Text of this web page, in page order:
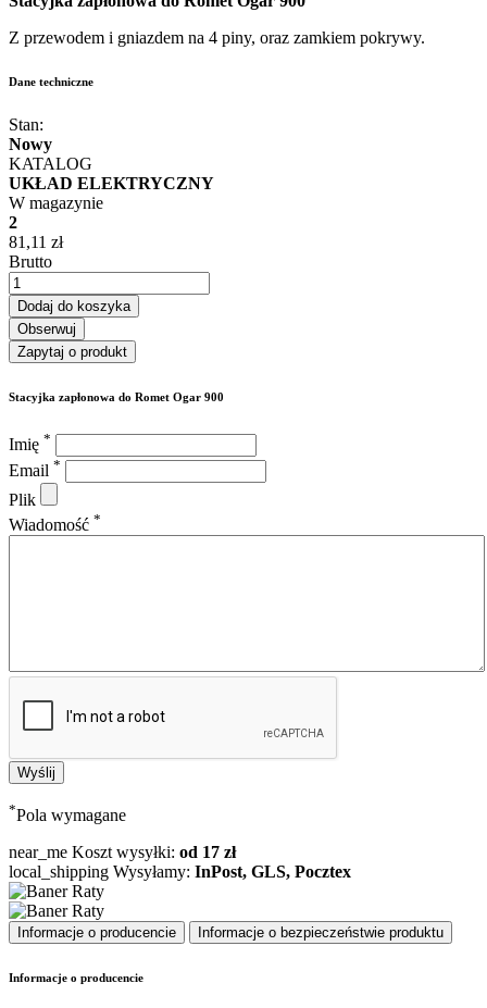
Z przewodem i gniazdem na 4 piny, oraz zamkiem pokrywy.
Dane techniczne
Stan:
Nowy
KATALOG
UKŁAD ELEKTRYCZNY
W magazynie
2
81,11 zł
Brutto
Dodaj do koszyka
Obserwuj
Zapytaj o produkt
Stacyjka zapłonowa do Romet Ogar 900
Imię *
Email *
Plik
Wiadomość *
*Pola wymagane
near_me Koszt wysyłki: od 17 zł
local_shipping Wysyłamy: InPost, GLS, Pocztex
Informacje o producencie Informacje o bezpieczeństwie produktu
Informacje o producencie